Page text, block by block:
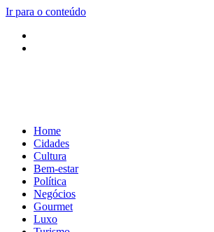
Ir para o conteúdo
Home
Cidades
Cultura
Bem-estar
Política
Negócios
Gourmet
Luxo